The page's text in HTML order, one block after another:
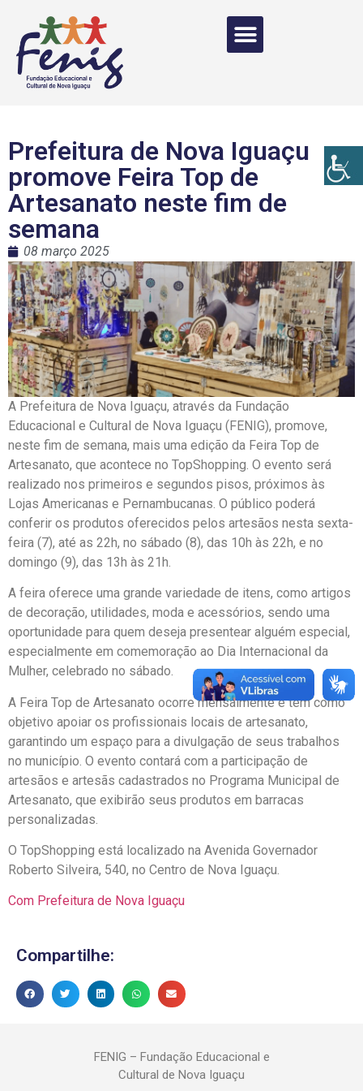
Prefeitura de Nova Iguaçu
promove Feira Top de
Artesanato neste fim de
semana
08 março 2025
A Prefeitura de Nova Iguaçu, através da Fundação
Educacional e Cultural de Nova Iguaçu (FENIG), promove,
neste fim de semana, mais uma edição da Feira Top de
Artesanato, que acontece no TopShopping. O evento será
realizado nos primeiros e segundos pisos, próximos às
Lojas Americanas e Pernambucanas. O público poderá
conferir os produtos oferecidos pelos artesãos nesta sexta-
feira (7), até as 22h, no sábado (8), das 10h às 22h, e no
domingo (9), das 13h às 21h.
A feira oferece uma grande variedade de itens, como artigos
de decoração, utilidades, moda e acessórios, sendo uma
oportunidade para quem deseja presentear alguém especial,
especialmente em comemoração ao Dia Internacional da
Mulher, celebrado no sábado.
A Feira Top de Artesanato ocorre mensalmente e tem como
objetivo apoiar os profissionais locais de artesanato,
garantindo um espaço para a divulgação de seus trabalhos
no município. O evento contará com a participação de
artesãos e artesãs cadastrados no Programa Municipal de
Artesanato, que exibirão seus produtos em barracas
personalizadas.
O TopShopping está localizado na Avenida Governador
Roberto Silveira, 540, no Centro de Nova Iguaçu.
Com Prefeitura de Nova Iguaçu
Compartilhe:
FENIG – Fundação Educacional e
Cultural de Nova Iguaçu